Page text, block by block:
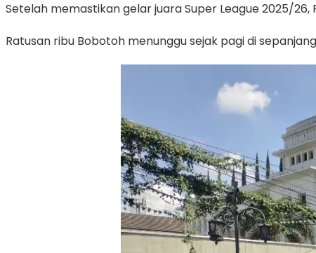
Setelah memastikan gelar juara Super League 2025/
Ratusan ribu Bobotoh menunggu sejak pagi di